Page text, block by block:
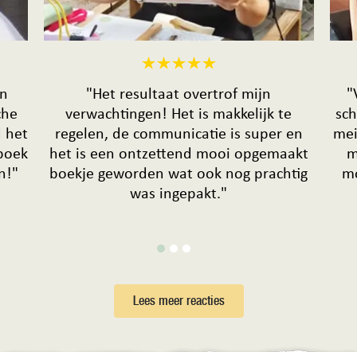
het
"Het resultaat overtrof mijn
verwachtingen! Het is makkelijk te
regelen, de communicatie is super en
het is een ontzettend mooi opgemaakt
boekje geworden wat ook nog prachtig
was ingepakt."
Lees meer reacties